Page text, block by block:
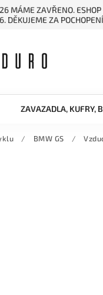
MÁME ZAVŘENO.
DĚKUJEME ZA
ZAVAZADLA, KUFRY,
/ BMW GS /